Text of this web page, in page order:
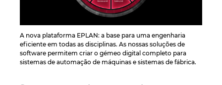
A nova plataforma EPLAN: a base para uma engenharia
eficiente em todas as disciplinas. As nossas soluções de
software permitem criar o gémeo digital completo para
sistemas de automação de máquinas e sistemas de fábrica.